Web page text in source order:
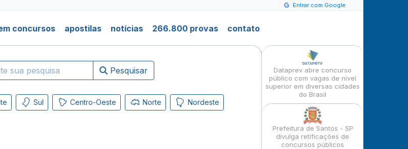
Entrar com Google
concursos apostilas notícias 266.800 provas contato
Pesquisar
Sul Centro-Oeste Norte Nordeste
Dataprev abre concurso
público com vagas de nível
superior em diversas cidades
do Brasil
Prefeitura de Santos - SP
divulga retificações de
concursos públicos